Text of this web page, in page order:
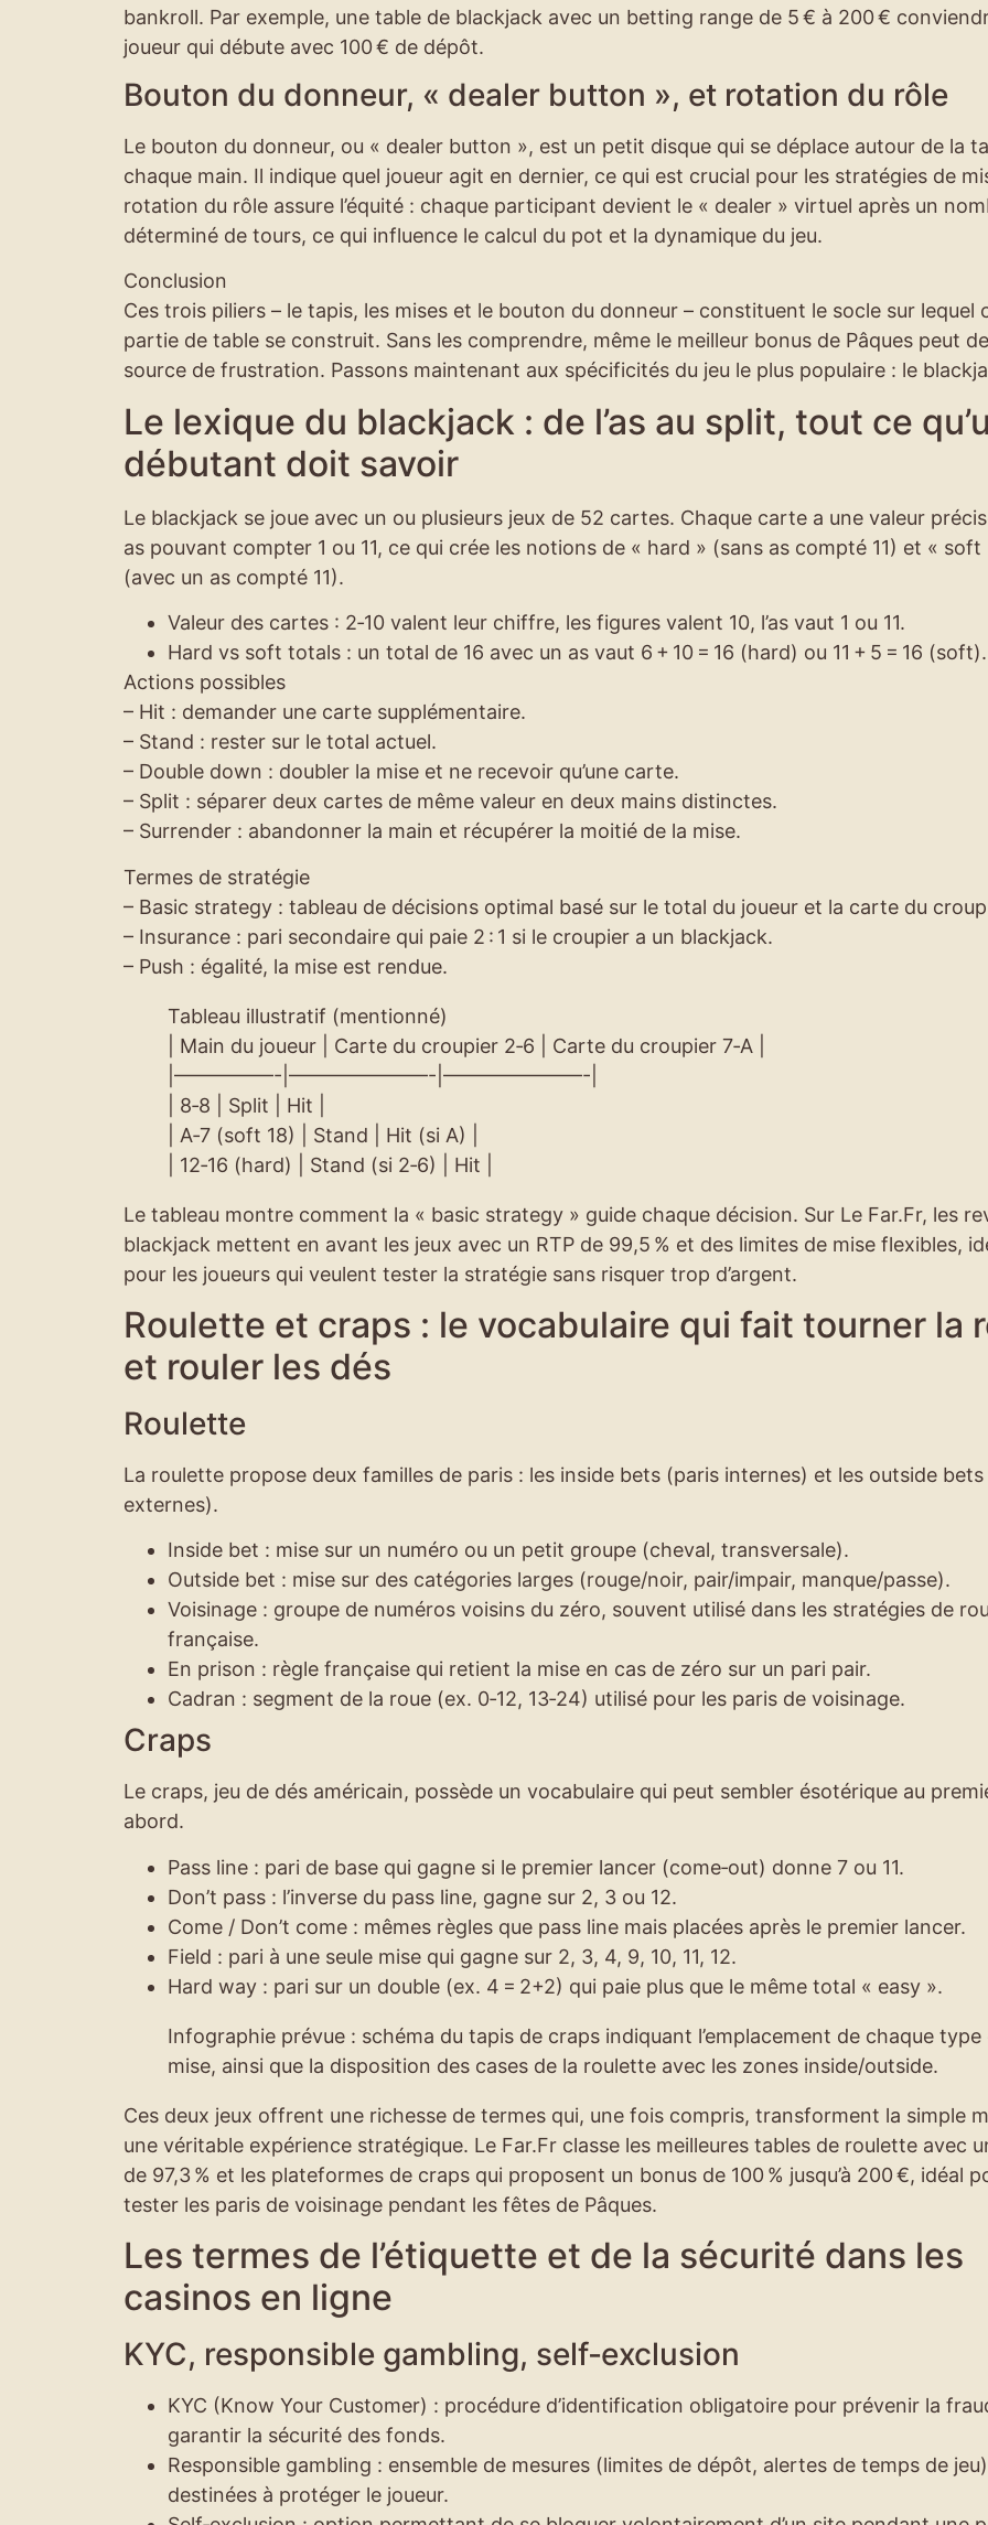
bankroll. Par exemple, une table de blackjack avec un betting range de 5 € à 200 €
joueur qui débute avec 100 € de dépôt.
Bouton du donneur, « dealer button », et rotation du rôle
Le bouton du donneur, ou « dealer button », est un petit disque qui se déplace autour de la
chaque main. Il indique quel joueur agit en dernier, ce qui est crucial pour les stratégies de
rotation du rôle assure l’équité : chaque participant devient le « dealer » virtuel après un
déterminé de tours, ce qui influence le calcul du pot et la dynamique du jeu.
Conclusion
Ces trois piliers – le tapis, les mises et le bouton du donneur – constituent le socle sur lequel
partie de table se construit. Sans les comprendre, même le meilleur bonus de Pâques peut
source de frustration. Passons maintenant aux spécificités du jeu le plus populaire : le
Le lexique du blackjack : de l’as au split, tout ce
débutant doit savoir
Le blackjack se joue avec un ou plusieurs jeux de 52 cartes. Chaque carte a une valeur
as pouvant compter 1 ou 11, ce qui crée les notions de « hard » (sans as compté 11) et « soft
(avec un as compté 11).
Valeur des cartes : 2‑10 valent leur chiffre, les figures valent 10, l’as vaut 1 ou 11.
Hard vs soft totals : un total de 16 avec un as vaut 6 + 10 = 16 (hard) ou 11 + 5 = 16 (soft).
Actions possibles
– Hit : demander une carte supplémentaire.
– Stand : rester sur le total actuel.
– Double down : doubler la mise et ne recevoir qu’une carte.
– Split : séparer deux cartes de même valeur en deux mains distinctes.
– Surrender : abandonner la main et récupérer la moitié de la mise.
Termes de stratégie
– Basic strategy : tableau de décisions optimal basé sur le total du joueur et la carte du
– Insurance : pari secondaire qui paie 2 : 1 si le croupier a un blackjack.
– Push : égalité, la mise est rendue.
Tableau illustratif (mentionné)
| Main du joueur | Carte du croupier 2‑6 | Carte du croupier 7‑A |
|—————-|———————-|———————-|
| 8‑8 | Split | Hit |
| A‑7 (soft 18) | Stand | Hit (si A) |
| 12‑16 (hard) | Stand (si 2‑6) | Hit |
Le tableau montre comment la « basic strategy » guide chaque décision. Sur Le Far.Fr, les
blackjack mettent en avant les jeux avec un RTP de 99,5 % et des limites de mise flexibles,
pour les joueurs qui veulent tester la stratégie sans risquer trop d’argent.
Roulette et craps : le vocabulaire qui fait tourner la
et rouler les dés
Roulette
La roulette propose deux familles de paris : les inside bets (paris internes) et les outside
externes).
Inside bet : mise sur un numéro ou un petit groupe (cheval, transversale).
Outside bet : mise sur des catégories larges (rouge/noir, pair/impair, manque/passe).
Voisinage : groupe de numéros voisins du zéro, souvent utilisé dans les stratégies de
française.
En prison : règle française qui retient la mise en cas de zéro sur un pari pair.
Cadran : segment de la roue (ex. 0‑12, 13‑24) utilisé pour les paris de voisinage.
Craps
Le craps, jeu de dés américain, possède un vocabulaire qui peut sembler ésotérique au
abord.
Pass line : pari de base qui gagne si le premier lancer (come‑out) donne 7 ou 11.
Don’t pass : l’inverse du pass line, gagne sur 2, 3 ou 12.
Come / Don’t come : mêmes règles que pass line mais placées après le premier lancer.
Field : pari à une seule mise qui gagne sur 2, 3, 4, 9, 10, 11, 12.
Hard way : pari sur un double (ex. 4 = 2+2) qui paie plus que le même total « easy ».
Infographie prévue : schéma du tapis de craps indiquant l’emplacement de chaque type
mise, ainsi que la disposition des cases de la roulette avec les zones inside/outside.
Ces deux jeux offrent une richesse de termes qui, une fois compris, transforment la simple
une véritable expérience stratégique. Le Far.Fr classe les meilleures tables de roulette avec
de 97,3 % et les plateformes de craps qui proposent un bonus de 100 % jusqu’à 200 €, idéal
tester les paris de voisinage pendant les fêtes de Pâques.
Les termes de l’étiquette et de la sécurité dans les
casinos en ligne
KYC, responsible gambling, self‑exclusion
KYC (Know Your Customer) : procédure d’identification obligatoire pour prévenir la
garantir la sécurité des fonds.
Responsible gambling : ensemble de mesures (limites de dépôt, alertes de temps de jeu)
destinées à protéger le joueur.